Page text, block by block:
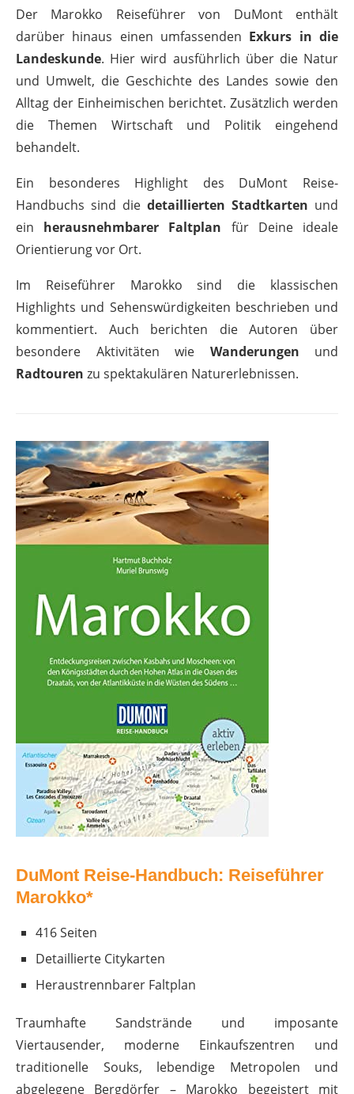
Der Marokko Reiseführer von DuMont enthält
darüber hinaus einen umfassenden Exkurs in die
Landeskunde. Hier wird ausführlich über die Natur
und Umwelt, die Geschichte des Landes sowie den
Alltag der Einheimischen berichtet. Zusätzlich werden
die Themen Wirtschaft und Politik eingehend
behandelt.
Ein besonderes Highlight des DuMont Reise-
Handbuchs sind die detaillierten Stadtkarten und
ein herausnehmbarer Faltplan für Deine ideale
Orientierung vor Ort.
Im Reiseführer Marokko sind die klassischen
Highlights und Sehenswürdigkeiten beschrieben und
kommentiert. Auch berichten die Autoren über
besondere Aktivitäten wie Wanderungen und
Radtouren zu spektakulären Naturerlebnissen.
DuMont Reise-Handbuch: Reiseführer
Marokko*
416 Seiten
Detaillierte Citykarten
Heraustrennbarer Faltplan
Traumhafte Sandstrände und imposante
Viertausender, moderne Einkaufszentren und
traditionelle Souks, lebendige Metropolen und
abgelegene Bergdörfer – Marokko begeistert mit